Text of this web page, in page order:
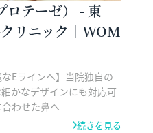
ロテーゼ） - 東
リニック｜WOM
Eラインへ】当院独自の
かなデザインにも対応可
わせた鼻へ
続きを見る